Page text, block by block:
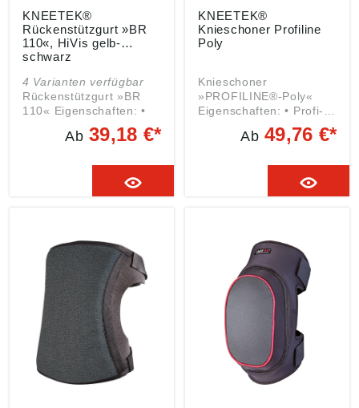
KNEETEK®
Rückenstützgurt »BR
110«, HiVis gelb-
schwarz
4 Varianten verfügbar
Rückenstützgurt »BR
110« Eigenschaften: •
Hochsichtbarer und
anatomisch geformter
Anpassungsfähigkeit
und Stützleistung •
Material • Optimaler Sitz
und Halt durch
rutschhemmende
Elemente und
Verstärkungen aus
Kunststoffstäben
Ausführung: •
Verstellbare und
abnehmbare Träger •
Leichte Handhabung •
Vereinigt die positiven
Ab39,18 €*
KNEETEK®
Knieschoner Profiline
Poly
Knieschoner
»PROFILINE®-Poly«
Eigenschaften: • Profi-
Knieschoner •
Erfolgreich bestandene
Bis 30 °C waschbar •
Erfüllen alle Kriterien
der DIN EN 14404, PSA
rutschhemmende
Polyurethan-
Beschichtung sorgt für
„Grip” • Für alle
Anwender konzipiert, die
einen festen
Bodenkontakt
bevorzugen • Bequeme
Trageeigenschaften •
Universell einsetzbar •
Stark rutschhemmend •
Ab49,76 €*